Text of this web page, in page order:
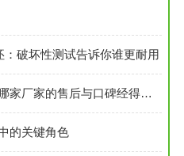
破坏性测试告诉你谁更耐用
国标法兰毛坯采购必看：哪家厂家的售后与口碑经得起考验？
的关键角色